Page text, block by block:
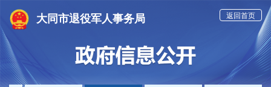
大同市退役军人事务局 返回首页